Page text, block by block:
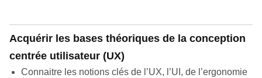
Acquérir les bases théoriques de la conception
centrée utilisateur (UX)
Connaitre les notions clés de l’UX, l’UI, de l’ergonomie